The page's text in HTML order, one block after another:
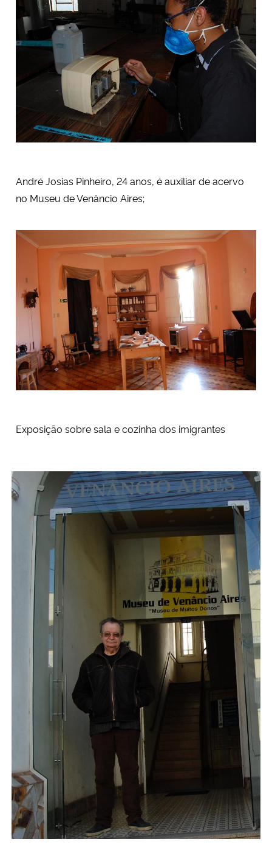
André Josias Pinheiro, 24 anos, é auxiliar de acervo
no Museu de Venâncio Aires;
Exposição sobre sala e cozinha dos imigrantes